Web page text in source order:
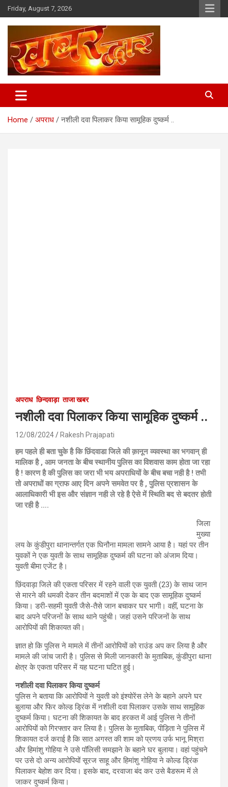
Skip
to
content
Friday, August 7, 2026
Khabar Dwar
Home अपराध नशीली दवा पिलाकर किया सामूहिक दुष्कर्म ..
अपराध छिन्दवाड़ा ताजा खबर
नशीली दवा पिलाकर किया सामूहिक दुष्कर्म ..
12/08/2024 Rakesh Prajapati
हम पहले ही बता चुके है कि छिंदवाडा जिले की क़ानून व्यवस्था का भगवान् ही
मालिक है , आम जनता के बीच स्थानीय पुलिस का विशवास काम होता जा रहा
है ! कारण है की पुलिस का जरा भी भय अपराधियों के बीच बचा नही है ! तभी
तो अपराधों का ग्राफ आए दिन अपने समवेत पर है , पुलिस प्रशासन के
आलाधिकारी भी इस और संज्ञान नही ले रहे है ऐसे में स्थिति बद से बदतर होती
जा रही है ….
जिला
मुख्या
लय के कुंडीपुरा थानान्तर्गत एक घिनौना मामला सामने आया है। यहां पर तीन
युवकों ने एक युवती के साथ सामूहिक दुष्कर्म की घटना को अंजाम दिया।
युवती बीमा एजेंट है।
छिंदवाड़ा जिले की एकता परिसर में रहने वाली एक युवती (23) के साथ जान
से मारने की धमकी देकर तीन बदमाशों में एक के बाद एक सामूहिक दुष्कर्म
किया। डरी-सहमी युवती जैसे-तैसे जान बचाकर घर भागी। वहीं, घटना के
बाद अपने परिजनों के साथ थाने पहुंची। जहां उसने परिजनों के साथ
आरोपियों की शिकायत की।
ज्ञात हो कि पुलिस ने मामले में तीनों आरोपियों को राउंड अप कर लिया है और
मामले की जांच जारी है। पुलिस से मिली जानकारी के मुताबिक, कुंडीपुरा थाना
क्षेत्र के एकता परिसर में यह घटना घटित हुई।
नशीली दवा पिलाकर किया दुष्कर्म
पुलिस ने बताया कि आरोपियों ने युवती को इंश्योरेंस लेने के बहाने अपने घर
बुलाया और फिर कोल्ड ड्रिंक में नशीली दवा पिलाकर उसके साथ सामूहिक
दुष्कर्म किया। घटना की शिकायत के बाद हरकत में आई पुलिस ने तीनों
आरोपियों को गिरफ्तार कर लिया है। पुलिस के मुताबिक, पीड़िता ने पुलिस में
शिकायत दर्ज कराई है कि सात अगस्त की शाम को प्रणय उर्फ भानू मिश्रा
और हिमांशु गोहिया ने उसे पॉलिसी समझाने के बहाने घर बुलाया। वहां पहुंचने
पर उसे दो अन्य आरोपियों सूरज साहू और हिमांशु गोहिया ने कोल्ड ड्रिंक
पिलाकर बेहोश कर दिया। इसके बाद, दरवाजा बंद कर उसे बैडरूम में ले
जाकर दुष्कर्म किया।